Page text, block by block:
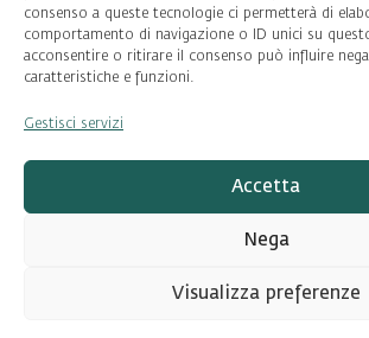
consenso a queste tecnologie ci permetterà di
comportamento di navigazione o ID unici su
acconsentire o ritirare il consenso può influire
caratteristiche e funzioni.
Gestisci servizi
Accetta
Nega
Visualizza preferenze
COD. FISC. 97081560159
P.IVA 06375640965
© Pool Ambiente 2026
DESIGN & DEVELOPMENT by